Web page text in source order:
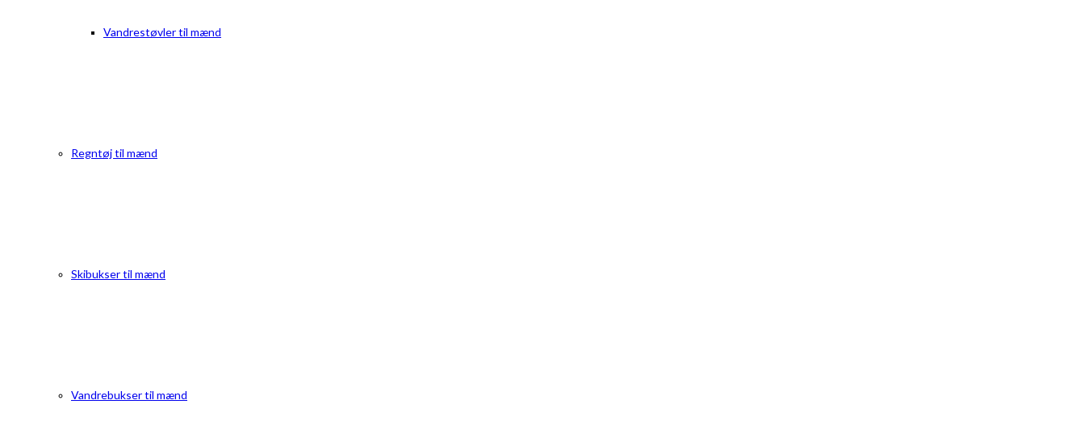
Vandrestøvler til mænd
Regntøj til mænd
Skibukser til mænd
Vandrebukser til mænd